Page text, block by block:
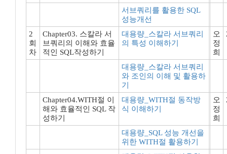
서브쿼리를 활용한 SQL
성능개선
2
회
차
Chapter03. 스칼라 서
브쿼리의 이해와 효율
적인 SQL작성하기
대용량_스칼라 서브쿼리
의 특성 이해하기
오
정
희
대용량_스칼라 서브쿼리
와 조인의 이해 및 활용하
기
Chapter04.WITH절 이
해와 효율적인 SQL 작
성하기
대용량_WITH절 동작방
식 이해하기
오
정
희
대용량_SQL 성능 개선을
위한 WITH절 활용하기